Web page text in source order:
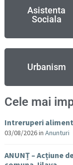
Asistenta
Sociala
Urbanism
Cele mai
Intreruperi
03/08/2026inAnunturi
ANUNȚ – Acțiune